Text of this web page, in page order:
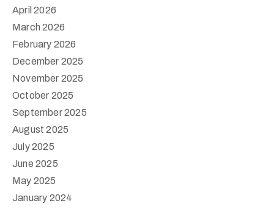
April 2026
March 2026
February 2026
December 2025
November 2025
October 2025
September 2025
August 2025
July 2025
June 2025
May 2025
January 2024